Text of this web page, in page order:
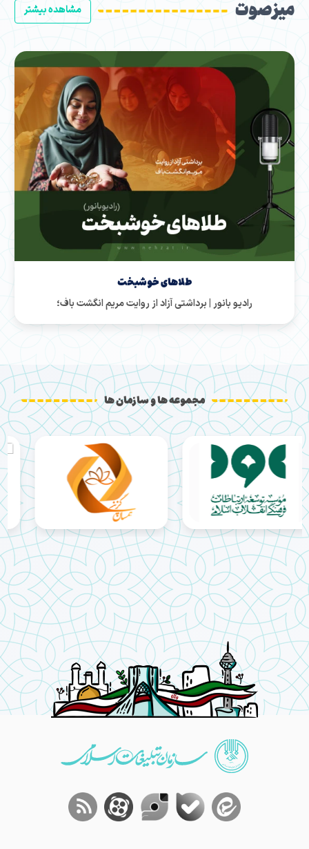
مشاهده بیشتر میز صوت
طلاهای خوشبخت
رادیو بانور | برداشتی آزاد از روایت مریم انگشت باف؛
مجموعه ها و سازمان ها